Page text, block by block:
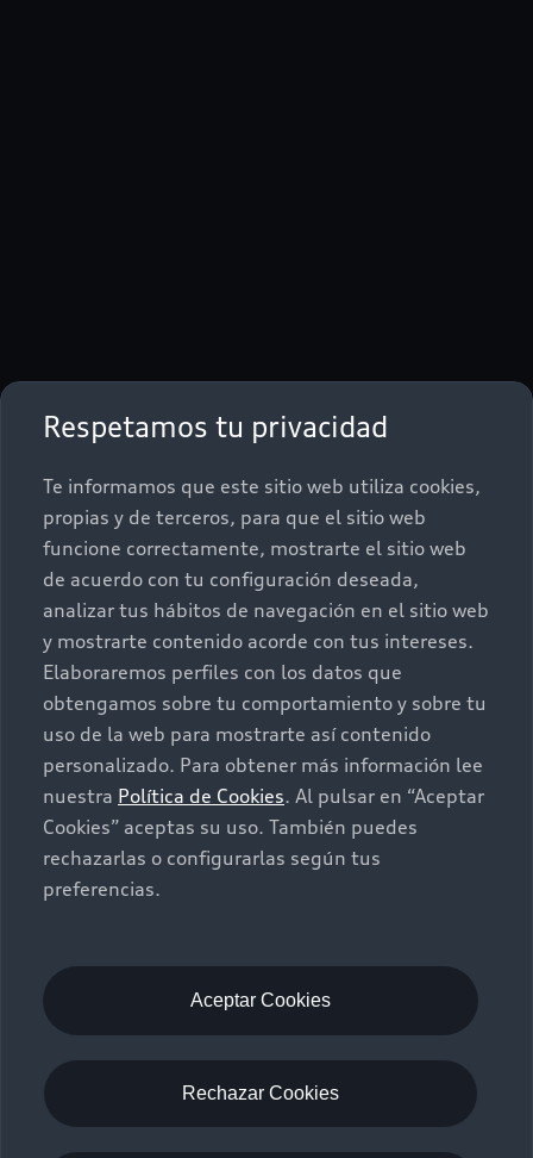
Respetamos tu privacidad
Te informamos que este sitio web utiliza cookies,
propias y de terceros, para que el sitio web
funcione correctamente, mostrarte el sitio web
de acuerdo con tu configuración deseada,
analizar tus hábitos de navegación en el sitio web
y mostrarte contenido acorde con tus intereses.
Elaboraremos perfiles con los datos que
obtengamos sobre tu comportamiento y sobre tu
uso de la web para mostrarte así contenido
personalizado. Para obtener más información lee
nuestra Política de Cookies. Al pulsar en “Aceptar
Cookies” aceptas su uso. También puedes
rechazarlas o configurarlas según tus
preferencias.
Aceptar Cookies
Rechazar Cookies